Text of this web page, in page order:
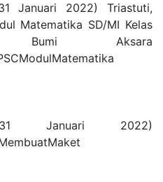
Januari 2022) Triastuti,
Matematika SD/MI Kelas
Aksara
Januari 2022)